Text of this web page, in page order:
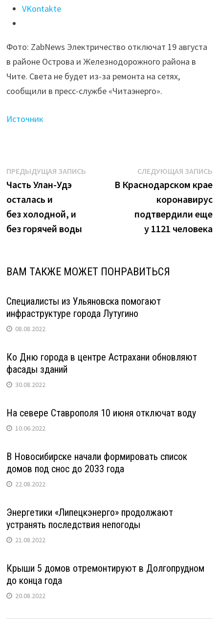
в районе
Острова
19
августа"
VKontakte
Фото: ZabNews Электричество отключат 19 августа
в районе Острова и Железнодорожного района в
Чите. Света не будет из-за ремонта на сетях,
сообщили в пресс-службе «Читаэнерго».
Источник
Навигация
по
записям
ПРЕДЫДУЩАЯ ЗАПИСЬПредыдущая
Часть Улан-Удэ
осталась и
без холодной, и
без горячей воды
СЛЕДУЮЩАЯ ЗАПИСЬ
В Краснодарском крае
коронавирус
подтвердили еще
у 1121 человека
ВАМ ТАКЖЕ МОЖЕТ ПОНРАВИТЬСЯ
Специалисты из Ульяновска помогают
инфраструктуре города Лутугино
08.08.2022
Ко Дню города в центре Астрахани обновляют
фасады зданий
30.08.2022
На севере Ставрополя 10 июня отключат воду
10.06.2022
В Новосибирске начали формировать список
домов под снос до 2033 года
22.08.2022
Энергетики «Липецкэнерго» продолжают
устранять последствия непогоды
21.08.2022
Крыши 5 домов отремонтируют в Долгопрудном
до конца года
20.08.2022